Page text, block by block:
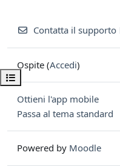
Apri indice del corso
Contatta il supporto
Ospite (Accedi)
Ottieni l'app mobile
Passa al tema standard
Powered by Moodle